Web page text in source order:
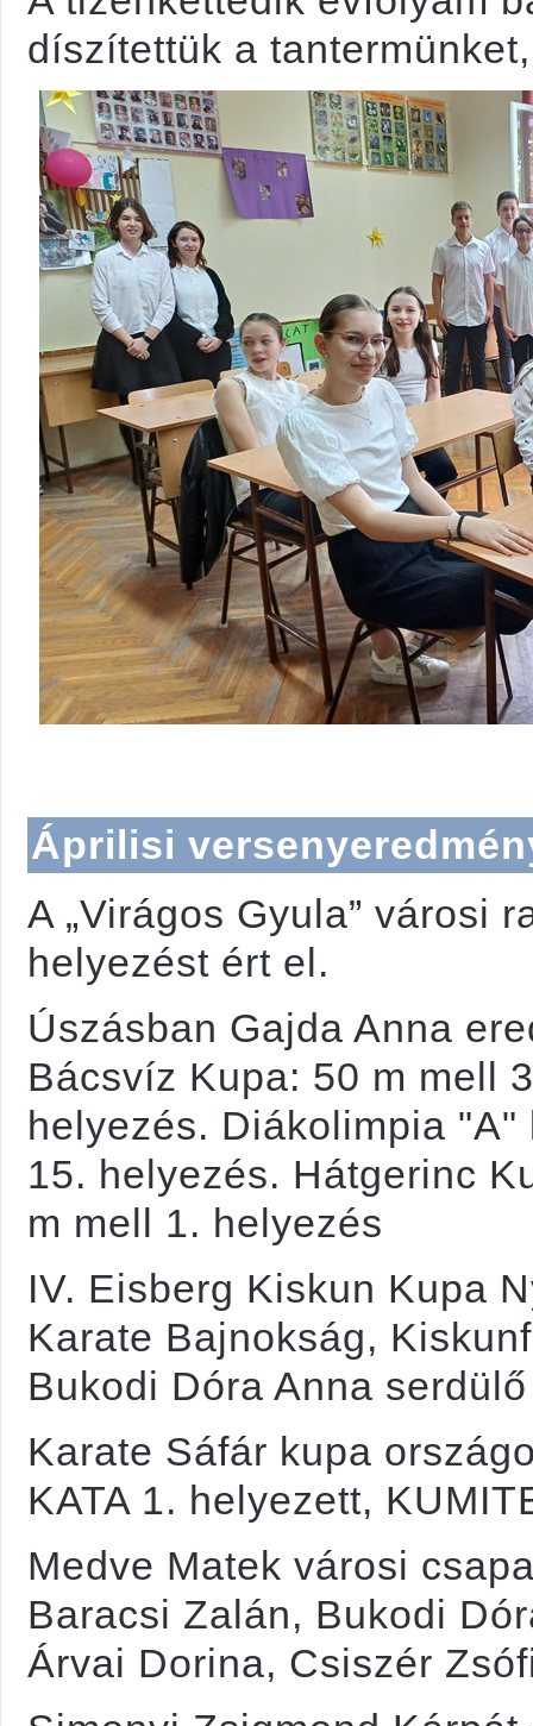
díszítettük a
Áprilisi
A „Virágos Gyula” városi
helyezést ért el.
Úszásban Gajda Anna
Bácsvíz Kupa: 50 m mell
helyezés. Diákolimpia
15. helyezés. Hátgerinc
m mell 1. helyezés
IV. Eisberg Kiskun Kupa
Karate Bajnokság,
Bukodi Dóra Anna
Karate Sáfár kupa
KATA 1. helyezett,
Medve Matek városi
Baracsi Zalán, Bukodi
Árvai Dorina, Csiszér